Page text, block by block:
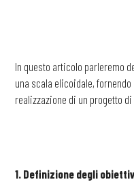
In questo articolo parleremo
una scala elicoidale,
realizzazione di un progetto
1. Definizione degli